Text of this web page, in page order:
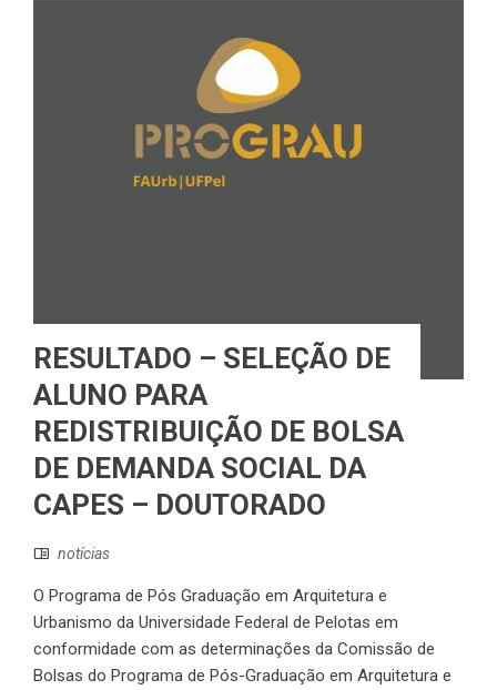
RESULTADO – SELEÇÃO DE
ALUNO PARA
REDISTRIBUIÇÃO DE BOLSA
DE DEMANDA SOCIAL DA
CAPES – DOUTORADO
notícias
O Programa de Pós Graduação em Arquitetura e
Urbanismo da Universidade Federal de Pelotas em
conformidade com as determinações da Comissão de
Bolsas do Programa de Pós-Graduação em Arquitetura e